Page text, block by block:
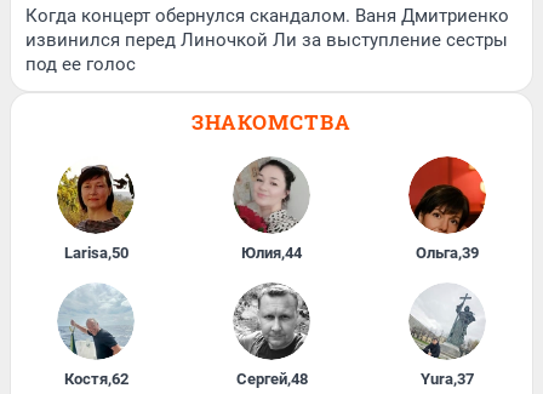
Когда концерт обернулся скандалом. Ваня Дмитриенко
извинился перед Линочкой Ли за выступление сестры
под ее голос
ЗНАКОМСТВА
Larisa,50 Юлия,44 Ольга,39
Костя,62 Сергей,48 Yura,37